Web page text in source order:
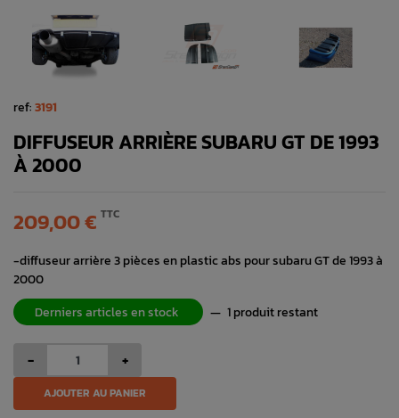
ref:3191
DIFFUSEUR ARRIÈRE SUBARU GT DE 1993
À 2000
209,00 € TTC
-diffuseur arrière 3 pièces en plastic abs pour subaru GT de 1993 à
2000
Derniers articles en stock
— 1 produit restant
- +
AJOUTER AU PANIER